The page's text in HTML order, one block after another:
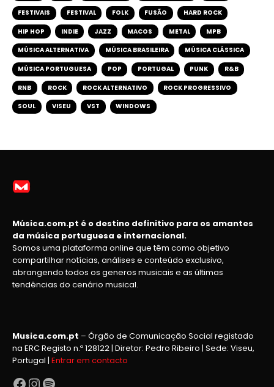
FESTIVAIS FESTIVAL FOLK FUSÃO HARD ROCK
HIP HOP INDIE JAZZ MACOS METAL MPB
MÚSICA ALTERNATIVA MÚSICA BRASILEIRA MÚSICA CLÁSSICA
MÚSICA PORTUGUESA POP PORTUGAL PUNK R&B
RNB ROCK ROCK ALTERNATIVO ROCK PROGRESSIVO
SOUL VISEU VST WINDOWS
Música.com.pt é o destino definitivo para os amantes
da música portuguesa e internacional.
Somos uma plataforma online que têm como objetivo
compartilhar notícias, análises e conteúdo exclusivo,
abrangendo todos os generos musicais e as últimas
tendências do cenário musical.
Musica.com.pt – Órgão de Comunicação Social registado
na ERC Registo n.º 128122 | Diretor: Pedro Ribeiro | Sede: Viseu,
Portugal | Entrar em contacto
Facebook
Instagram
Spotify